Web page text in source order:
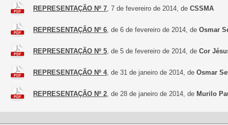
REPRESENTAÇÃO Nº 7, 7 de fevereiro de 2014, de CSSMA
REPRESENTAÇÃO Nº 6, de 6 de fevereiro de 2014, de Osmar
REPRESENTAÇÃO Nº 5, de 5 de fevereiro de 2014, de Cor
REPRESENTAÇÃO Nº 4, de 31 de janeiro de 2014, de Osmar
REPRESENTAÇÃO Nº 2, de 28 de janeiro de 2014, de Murilo